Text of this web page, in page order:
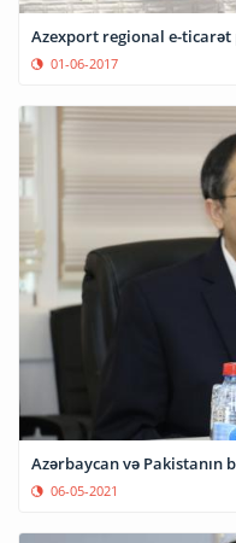
Azexport regional e-
01-06-2017
Azərbaycan və Pakistanın
06-05-2021